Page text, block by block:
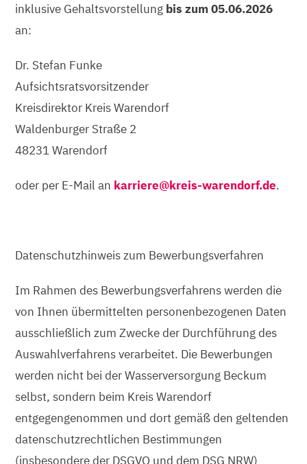
inklusive Gehaltsvorstellung bis zum 05.06.2026
an:
Dr. Stefan Funke
Aufsichtsratsvorsitzender
Kreisdirektor Kreis Warendorf
Waldenburger Straße 2
48231 Warendorf
oder per E-Mail an karriere@kreis-warendorf.de.
Datenschutzhinweis zum Bewerbungsverfahren
Im Rahmen des Bewerbungsverfahrens werden die
von Ihnen übermittelten personenbezogenen Daten
ausschließlich zum Zwecke der Durchführung des
Auswahlverfahrens verarbeitet. Die Bewerbungen
werden nicht bei der Wasserversorgung Beckum
selbst, sondern beim Kreis Warendorf
entgegengenommen und dort gemäß den geltenden
datenschutzrechtlichen Bestimmungen
(insbesondere der DSGVO und dem DSG NRW)